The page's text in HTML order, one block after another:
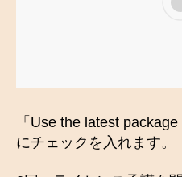
「Use the latest
にチェックを入れます。